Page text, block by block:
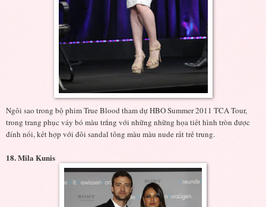
Ngôi sao trong bộ phim True Blood tham dự HBO Summer 2011 TCA Tour,
trong trang phục váy bó màu trắng với những những họa tiết hình tròn được
đính nổi, kết hợp với đôi sandal tông màu màu nude rất trẻ trung.
18. Mila Kunis